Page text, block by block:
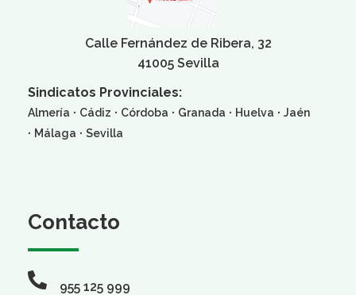
Calle Fernández de Ribera, 32
41005 Sevilla
Sindicatos Provinciales:
Almería · Cádiz · Córdoba · Granada · Huelva · Jaén
· Málaga · Sevilla
Contacto
955 125 999